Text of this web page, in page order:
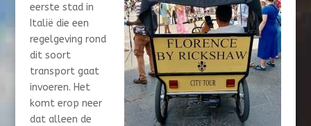
eerste stad in
Italië die een
regelgeving rond
dit soort
transport gaat
invoeren. Het
komt erop neer
dat alleen de